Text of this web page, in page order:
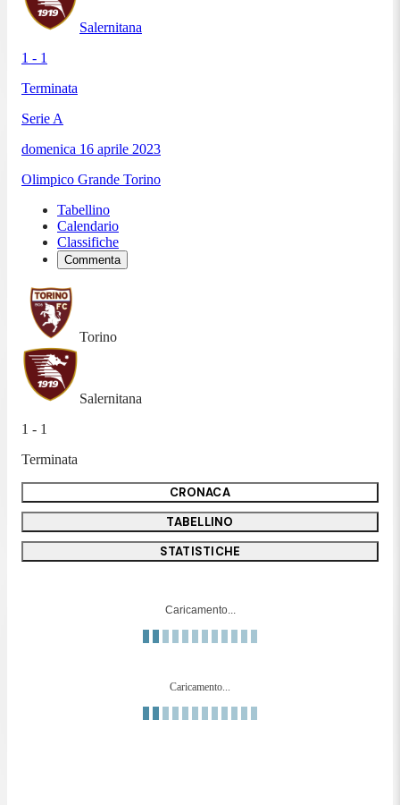
Salernitana
1 - 1
Terminata
Serie A
domenica 16 aprile 2023
Olimpico Grande Torino
Tabellino
Calendario
Classifiche
Commenta
Torino
Salernitana
1 - 1
Terminata
CRONACA
TABELLINO
STATISTICHE
Caricamento...
Caricamento...